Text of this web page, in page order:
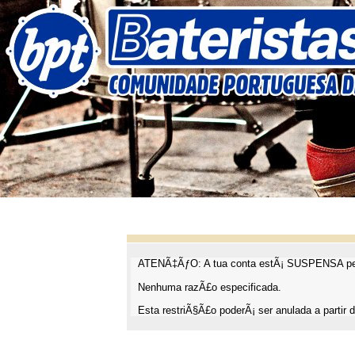
ATENÃ‡ÃƒO: A tua conta estÃ¡ SUSPENSA
Nenhuma razÃ£o especificada.
Esta restriÃ§Ã£o poderÃ¡ ser anulada a partir